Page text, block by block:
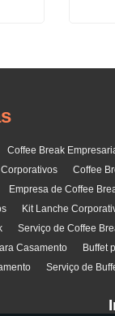
Coffee Break
Coffee
Empresa de Coffee
Kit Lanche
Serviço de Coffee
Casamento Buffet
Serviço de